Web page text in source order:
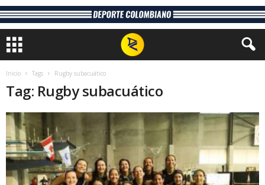
Inicio Tags Rugby subacuático
Tag: Rugby subacuático